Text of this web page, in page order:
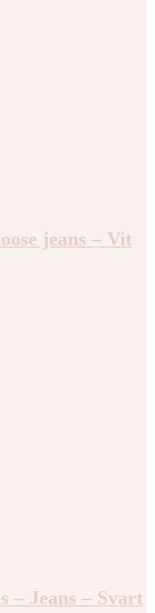
jeans – Vit
– Jeans – Svart